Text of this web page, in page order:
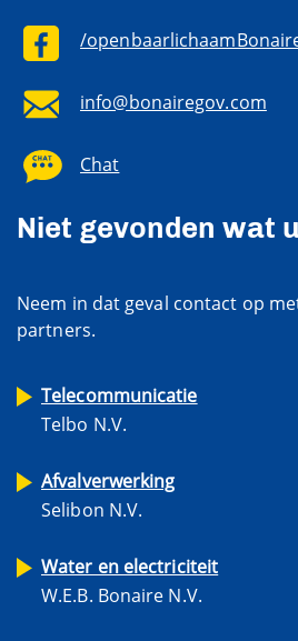
/
info@bonairegov.com
Chat
Niet gevonden wat
Neem in dat geval contact op
partners.
Telecommunicatie
Telbo N.V.
Afvalverwerking
Selibon N.V.
Water en electriciteit
W.E.B. Bonaire N.V.